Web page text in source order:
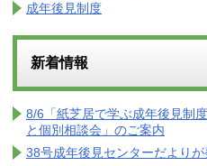
成年後見制度
新着情報
8/6「紙芝居で学ぶ成年後見制
と個別相談会」のご案内
38号成年後見センターだよりが